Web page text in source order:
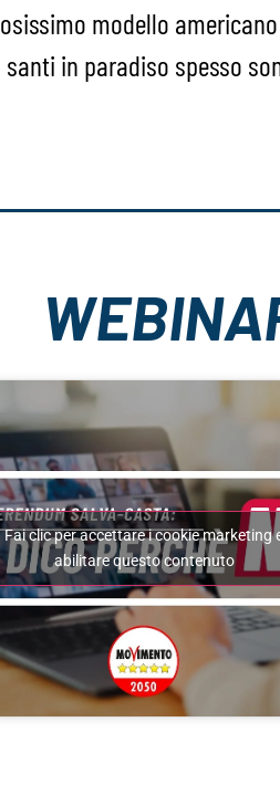
modello
in paradiso spesso
Fai clic per accettare i cookie marketing
abilitare questo contenuto